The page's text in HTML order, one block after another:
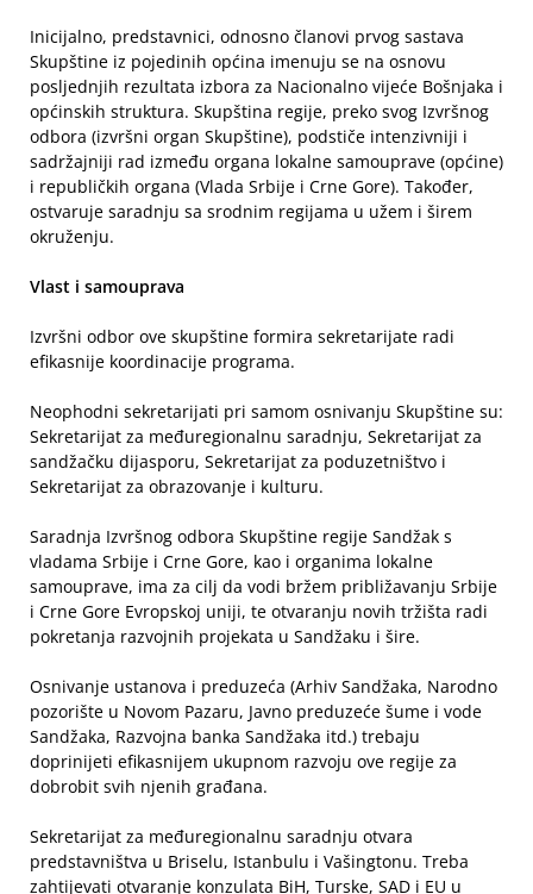
Inicijalno, predstavnici, odnosno članovi prvog sastava
Skupštine iz pojedinih općina imenuju se na osnovu
posljednjih rezultata izbora za Nacionalno vijeće Bošnjaka i
općinskih struktura. Skupština regije, preko svog Izvršnog
odbora (izvršni organ Skupštine), podstiče intenzivniji i
sadržajniji rad između organa lokalne samouprave (općine)
i republičkih organa (Vlada Srbije i Crne Gore). Također,
ostvaruje saradnju sa srodnim regijama u užem i širem
okruženju.
Vlast i samouprava
Izvršni odbor ove skupštine formira sekretarijate radi
efikasnije koordinacije programa.
Neophodni sekretarijati pri samom osnivanju Skupštine su:
Sekretarijat za međuregionalnu saradnju, Sekretarijat za
sandžačku dijasporu, Sekretarijat za poduzetništvo i
Sekretarijat za obrazovanje i kulturu.
Saradnja Izvršnog odbora Skupštine regije Sandžak s
vladama Srbije i Crne Gore, kao i organima lokalne
samouprave, ima za cilj da vodi bržem približavanju Srbije
i Crne Gore Evropskoj uniji, te otvaranju novih tržišta radi
pokretanja razvojnih projekata u Sandžaku i šire.
Osnivanje ustanova i preduzeća (Arhiv Sandžaka, Narodno
pozorište u Novom Pazaru, Javno preduzeće šume i vode
Sandžaka, Razvojna banka Sandžaka itd.) trebaju
doprinijeti efikasnijem ukupnom razvoju ove regije za
dobrobit svih njenih građana.
Sekretarijat za međuregionalnu saradnju otvara
predstavništva u Briselu, Istanbulu i Vašingtonu. Treba
zahtijevati otvaranje konzulata BiH, Turske, SAD i EU u